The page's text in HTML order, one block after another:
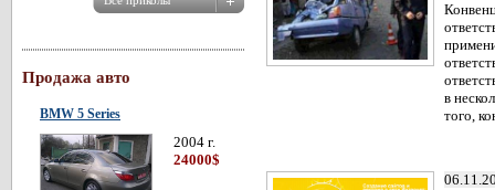
Продажа авто
BMW 5 Series
2004 г.
24000$
в
того,